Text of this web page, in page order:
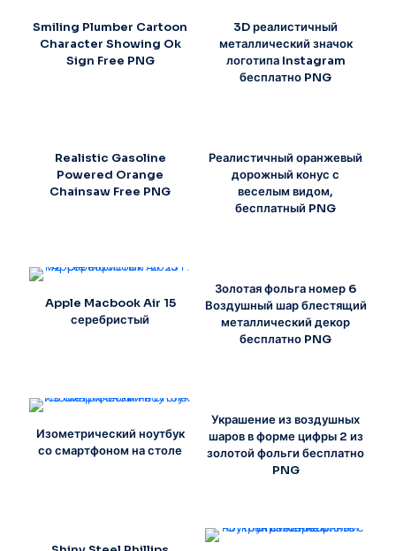
Smiling Plumber Cartoon
Character Showing Ok
Sign Free PNG
3D реалистичный
металлический значок
логотипа Instagram
бесплатно PNG
Realistic Gasoline
Powered Orange
Chainsaw Free PNG
Реалистичный оранжевый
дорожный конус с
веселым видом,
бесплатный PNG
Apple Macbook Air 15
серебристый
Золотая фольга номер 6
Воздушный шар блестящий
металлический декор
бесплатно PNG
Изометрический ноутбук
со смартфоном на столе
Украшение из воздушных
шаров в форме цифры 2 из
золотой фольги бесплатно
PNG